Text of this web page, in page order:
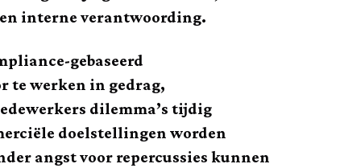
interne verantwoording.
gebaseerd
te werken in gedrag,
dilemma’s tijdig
doelstellingen worden
angst voor repercussies kunnen